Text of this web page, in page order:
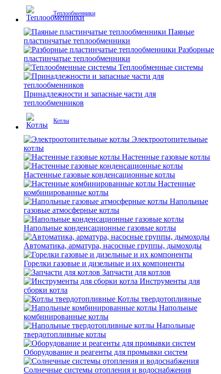
Теплообменники
Паяные
пластинчатые теплообменники
Разборные
пластинчатые теплообменники
Теплообменные системы
Принадлежности и запасные части для
теплообменников
Котлы
Электроотопительные
котлы
Настенные газовые котлы
Настенные газовые конденсационные котлы
Настенные
комбинированные котлы
Напольные
газовые атмосферные котлы
Напольные конденсационные газовые котлы
Автоматика, арматура, насосные группы, дымоходы
Горелки газовые и дизельные и их компоненты
Запчасти для котлов
Инструменты для
сборки котла
Котлы твердотопливные
Напольные
комбинированные котлы
Напольные
твердотопливные котлы
Оборудование и реагенты для промывки систем
Солнечные системы отопления и водоснабжения